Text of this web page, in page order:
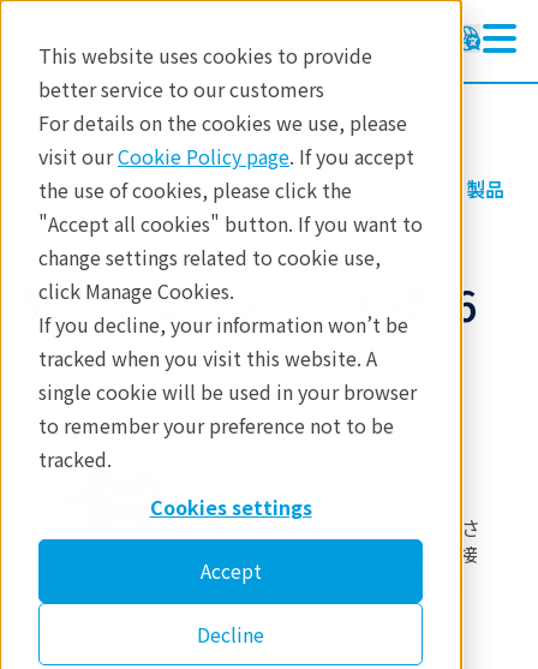
This website uses cookies to provide
better service to our customers
For details on the cookies we use, please
visit ourCookie Policy page. If you accept
the use of cookies, please click the
"Accept all cookies" button. If you want to
change settings related to cookie use,
click Manage Cookies.
If you decline, your information won’t be
tracked when you visit this website. A
single cookie will be used in your browser
to remember your preference not to be
tracked.
Cookies settings
Accept
Decline
磁性流体シールユニット
磁性流体シールユニット
製品情報
テクノロジー
アプリケーション
お問合せ
製品 要素部品 磁性流体シール 製品
製品一覧 - シャフト径: 6
F1Bタイプをベースとして、モー
ターマウント用タップ穴加工が施さ
れております。モーターが手軽に接
続できます。 キー溝のシャフト加
工は仕様外となります。
シャフト径: